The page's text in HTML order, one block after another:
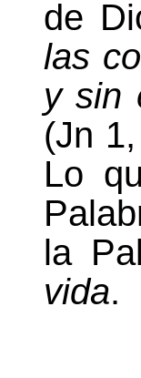
de
las
y sin
(Jn
Lo
la
vida.